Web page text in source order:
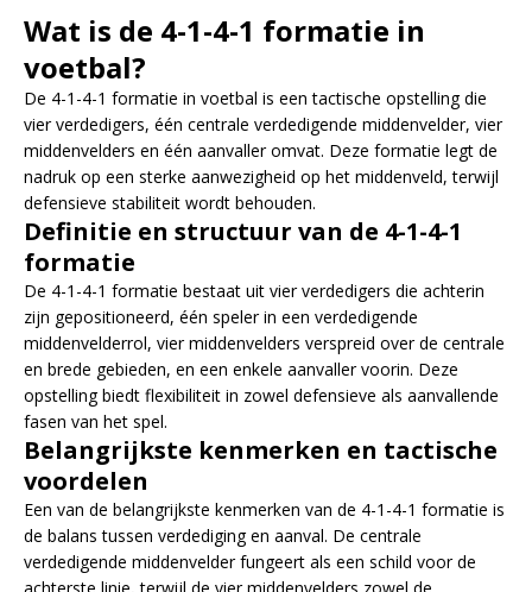
Wat is de 4-1-4-1 formatie in
voetbal?
De 4-1-4-1 formatie in voetbal is een tactische opstelling die
vier verdedigers, één centrale verdedigende middenvelder, vier
middenvelders en één aanvaller omvat. Deze formatie legt de
nadruk op een sterke aanwezigheid op het middenveld, terwijl
defensieve stabiliteit wordt behouden.
Definitie en structuur van de 4-1-4-1
formatie
De 4-1-4-1 formatie bestaat uit vier verdedigers die achterin
zijn gepositioneerd, één speler in een verdedigende
middenvelderrol, vier middenvelders verspreid over de centrale
en brede gebieden, en een enkele aanvaller voorin. Deze
opstelling biedt flexibiliteit in zowel defensieve als aanvallende
fasen van het spel.
Belangrijkste kenmerken en tactische
voordelen
Een van de belangrijkste kenmerken van de 4-1-4-1 formatie is
de balans tussen verdediging en aanval. De centrale
verdedigende middenvelder fungeert als een schild voor de